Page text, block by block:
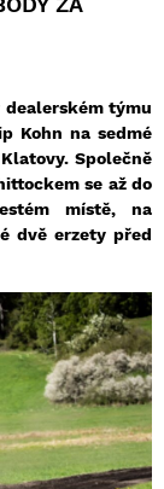
dealerském týmu
Kohn na sedmé
Společně
se až do
místě, na
dvě erzety před